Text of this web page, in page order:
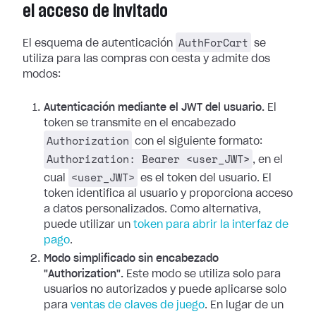
el acceso de invitado
El esquema de autenticación AuthForCart
se
utiliza para las compras con cesta y admite dos
modos:
Autenticación mediante el JWT del usuario. El
token se transmite en el encabezado
Authorization con el siguiente formato:
Authorization: Bearer <user_JWT> , en el
cual
<user_JWT>
es el token del usuario. El
token identifica al usuario y proporciona acceso
a datos personalizados. Como alternativa,
puede utilizar un token para abrir la interfaz de
pago.
Modo simplificado sin encabezado
"Authorization". Este modo se utiliza solo para
usuarios no autorizados y puede aplicarse solo
para ventas de claves de juego. En lugar de un